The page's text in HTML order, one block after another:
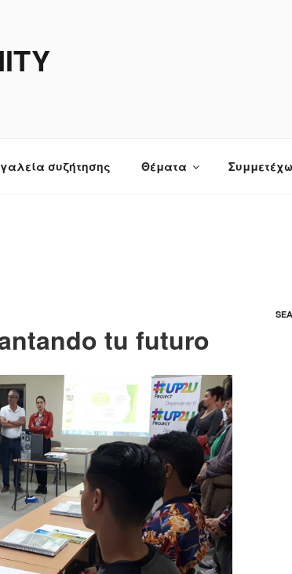
συζήτησης Θέματα Συμμετέχω
tu futuro